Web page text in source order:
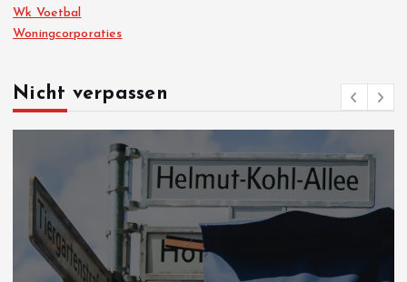
Wk Voetbal
Woningcorporaties
Nicht verpassen